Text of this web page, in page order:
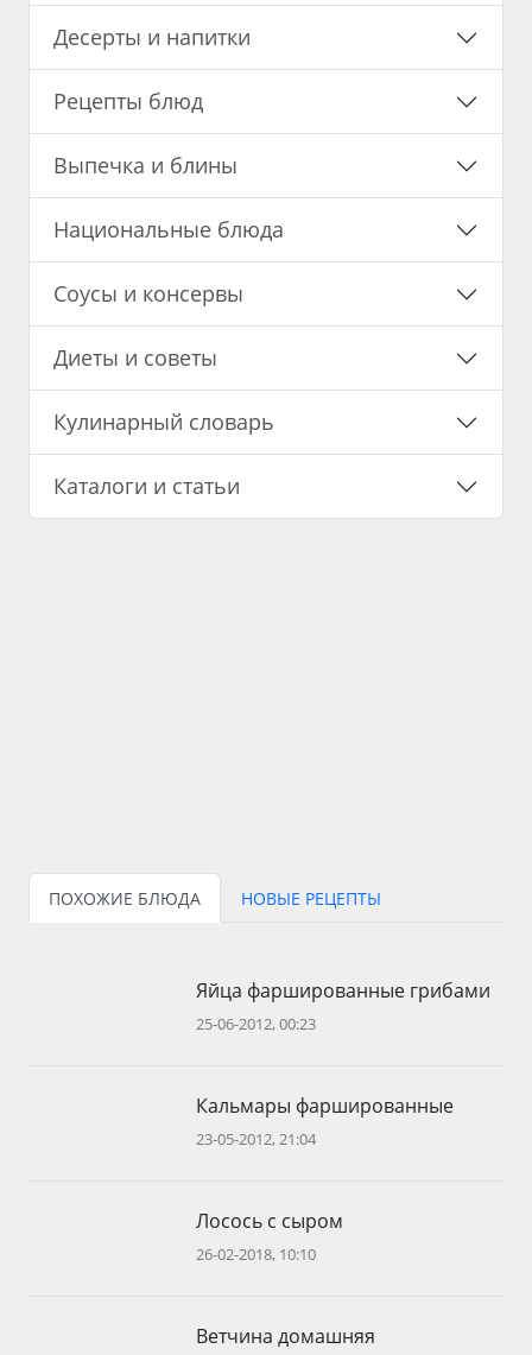
Десерты и напитки
Рецепты блюд
Выпечка и блины
Национальные блюда
Соусы и консервы
Диеты и советы
Кулинарный словарь
Каталоги и статьи
ПОХОЖИЕ БЛЮДА НОВЫЕ РЕЦЕПТЫ
Яйца фаршированные грибами
25-06-2012, 00:23
Кальмары фаршированные
23-05-2012, 21:04
Лосось с сыром
26-02-2018, 10:10
Ветчина домашняя